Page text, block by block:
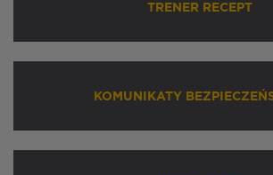
TRENER RECEPT
KOMUNIKATY